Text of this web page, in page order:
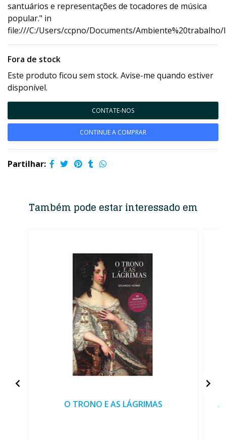
santuários e representações de tocadores de música
popular." in
file:///C:/Users/ccpno/Documents/Ambiente%20trabalho/
Fora de stock
Este produto ficou sem stock. Avise-me quando estiver
disponível.
CONTATE-NOS
CONTINUE A COMPRAR
Partilhar:
Também pode estar interessado em
O TRONO E AS LÁGRIMAS